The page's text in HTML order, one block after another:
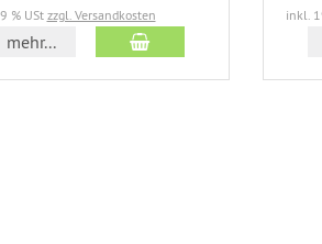
% UStzzgl. Versandkosten
mehr...
inkl.